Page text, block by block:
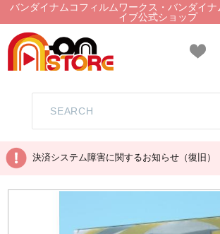
バンダイナムコフィルムワークス・バンダイ
イブ公式ショップ
決済システム障害に関するお知らせ（復旧）